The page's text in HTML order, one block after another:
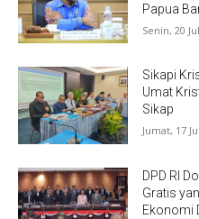
Papua
Senin, 20
Sikapi
Umat
Sikap
Jumat, 17
DPD RI
Gratis
Ekonomi